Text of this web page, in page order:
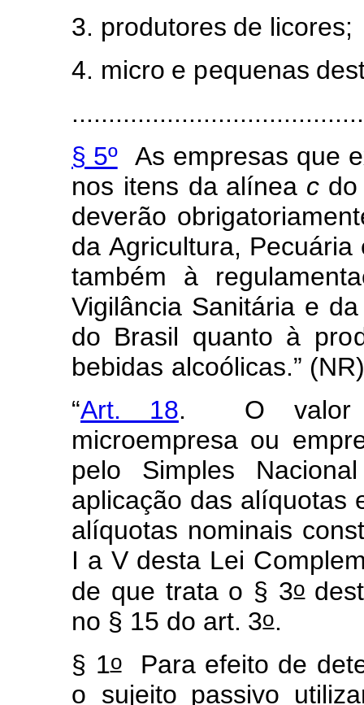
3. produtores de licores;
4. micro e pequenas de
§ 5º As empresas que
nos itens da alínea c do
deverão obrigatoriament
da Agricultura, Pecuária
também à regulament
Vigilância Sanitária e da
do Brasil quanto à pro
bebidas alcoólicas.”
“Art. 18. O v
microempresa ou
pelo
Simples Nacio
aplicação das alíquotas
alíquotas nominais con
I a V desta Lei Comple
de que trata o § 3o
no § 15 do art. 3o.
§ 1o Para efeito de
o sujeito passivo